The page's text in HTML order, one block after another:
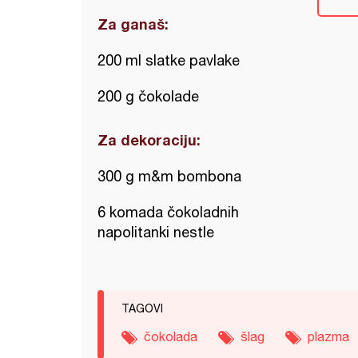
Za ganaš:
200 ml slatke pavlake
200 g čokolade
Za dekoraciju:
300 g m&m bombona
6 komada čokoladnih
napolitanki nestle
TAGOVI
čokolada šlag plazma